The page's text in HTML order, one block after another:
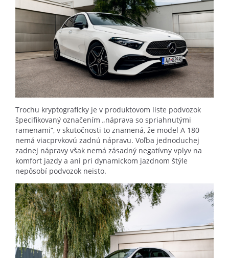
Trochu kryptograficky je v produktovom liste podvozok
špecifikovaný označením „náprava so spriahnutými
ramenami“, v skutočnosti to znamená, že model A 180
nemá viacprvkovú zadnú nápravu. Voľba jednoduchej
zadnej nápravy však nemá zásadný negatívny vplyv na
komfort jazdy a ani pri dynamickom jazdnom štýle
nepôsobí podvozok neisto.